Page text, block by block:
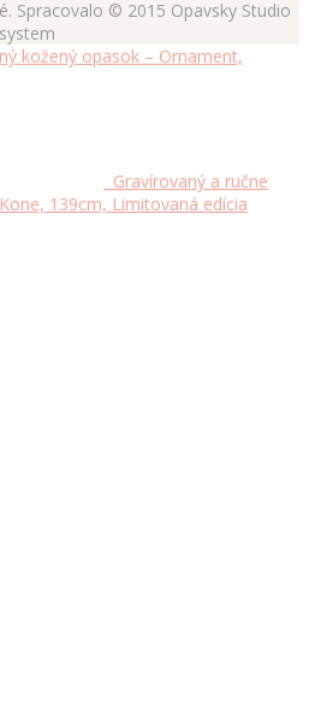
Spracovalo © 2015 Opavsky Studio
kožený opasok – Ornament,
Gravírovaný a ručne
139cm, Limitovaná edícia